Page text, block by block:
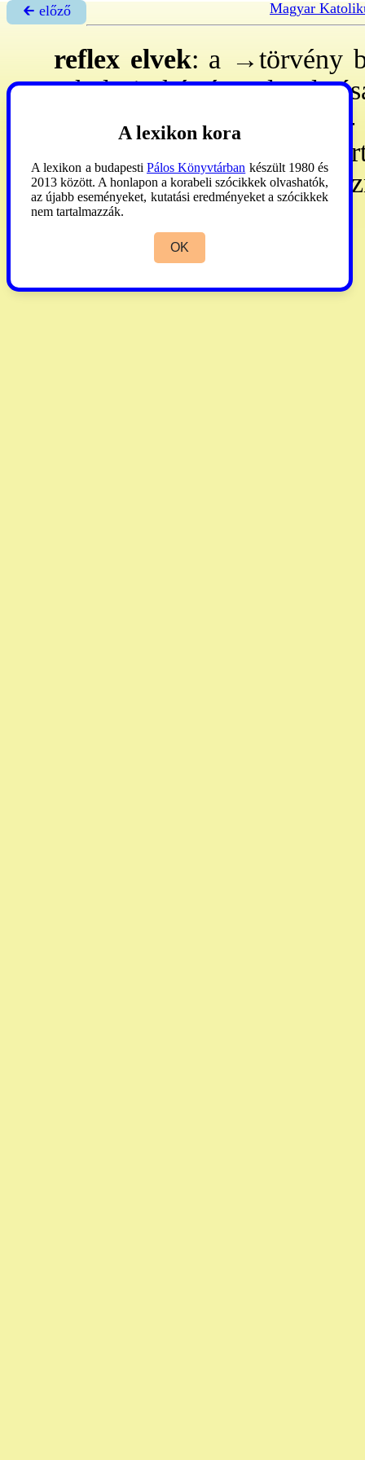
🡰 előző Magyar
reflex elvek: a →törvény
erkölcsi kétség
→erkölcsi rendszerek
).
kétség esetén jobb a
terheket enyhíteni, a
III:780.
A lexikon kora
A lexikon a budapesti Pálos Könyvtárban készült 1980 és
2013 között. A honlapon a korabeli szócikkek olvashatók,
az újabb eseményeket, kutatási eredményeket a szócikkek
nem tartalmazzák.
OK